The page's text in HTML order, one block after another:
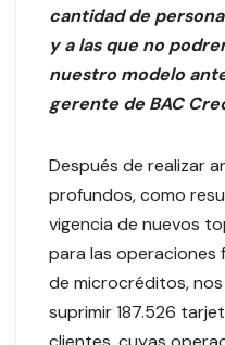
cantidad de
y a las que no
nuestro modelo
gerente de BAC
Después de realizar
profundos, como
vigencia de nuevos
para las operaciones
de microcréditos,
suprimir 187.526